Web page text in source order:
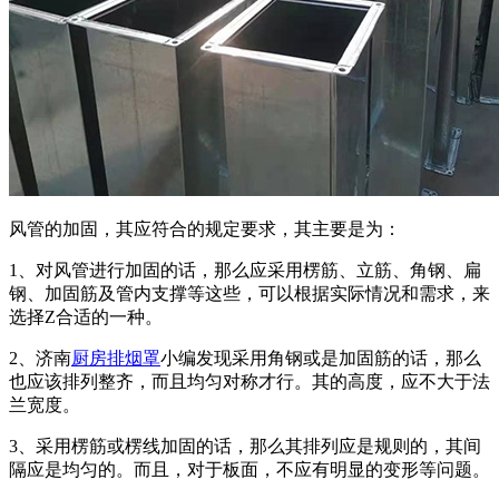
风管的加固，其应符合的规定要求，其主要是为：
1、对风管进行加固的话，那么应采用楞筋、立筋、角钢、扁
钢、加固筋及管内支撑等这些，可以根据实际情况和需求，来
选择Z合适的一种。
2、济南厨房排烟罩小编发现采用角钢或是加固筋的话，那么
也应该排列整齐，而且均匀对称才行。其的高度，应不大于法
兰宽度。
3、采用楞筋或楞线加固的话，那么其排列应是规则的，其间
隔应是均匀的。而且，对于板面，不应有明显的变形等问题。